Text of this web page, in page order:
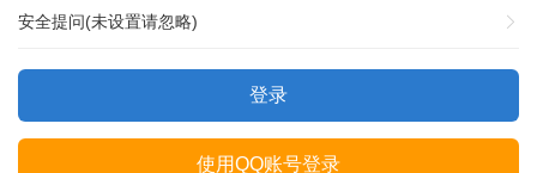
安全提问(未设置请忽略)
登录
使用QQ账号登录